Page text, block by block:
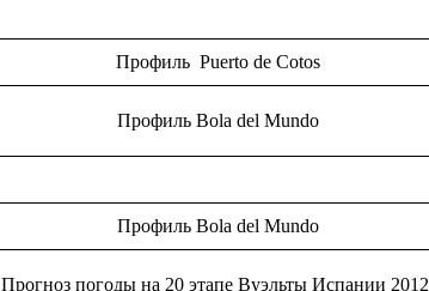
Профиль Puerto de Cotos
Профиль Bola del Mundo
Профиль Bola del Mundo
Прогноз погоды на 20 этапе Вуэльты Испании 2012